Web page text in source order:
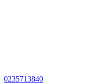
0235713840